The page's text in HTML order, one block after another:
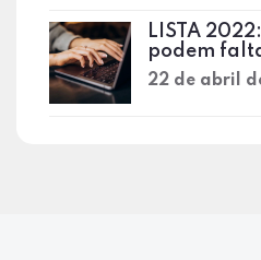
LISTA
podem
22 de abril